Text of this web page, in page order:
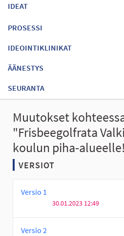
IDEAT
PROSESSI
IDEOINTIKLINIKAT
ÄÄNESTYS
SEURANTA
Muutokset
"Frisbeegolfrata
koulun piha-
VERSIOT
Versio 1
30.01.2023 12:49
Versio 2